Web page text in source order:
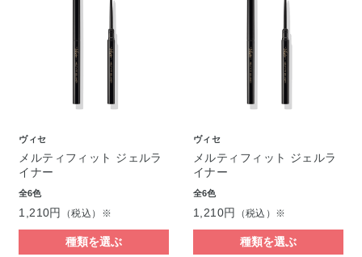
ヴィセ
メルティフィット ジェルラ
イナー
全6色
1,210円 （税込）※
種類を選ぶ
ヴィセ
メルティフィット ジェルラ
イナー
全6色
1,210円 （税込）※
種類を選ぶ